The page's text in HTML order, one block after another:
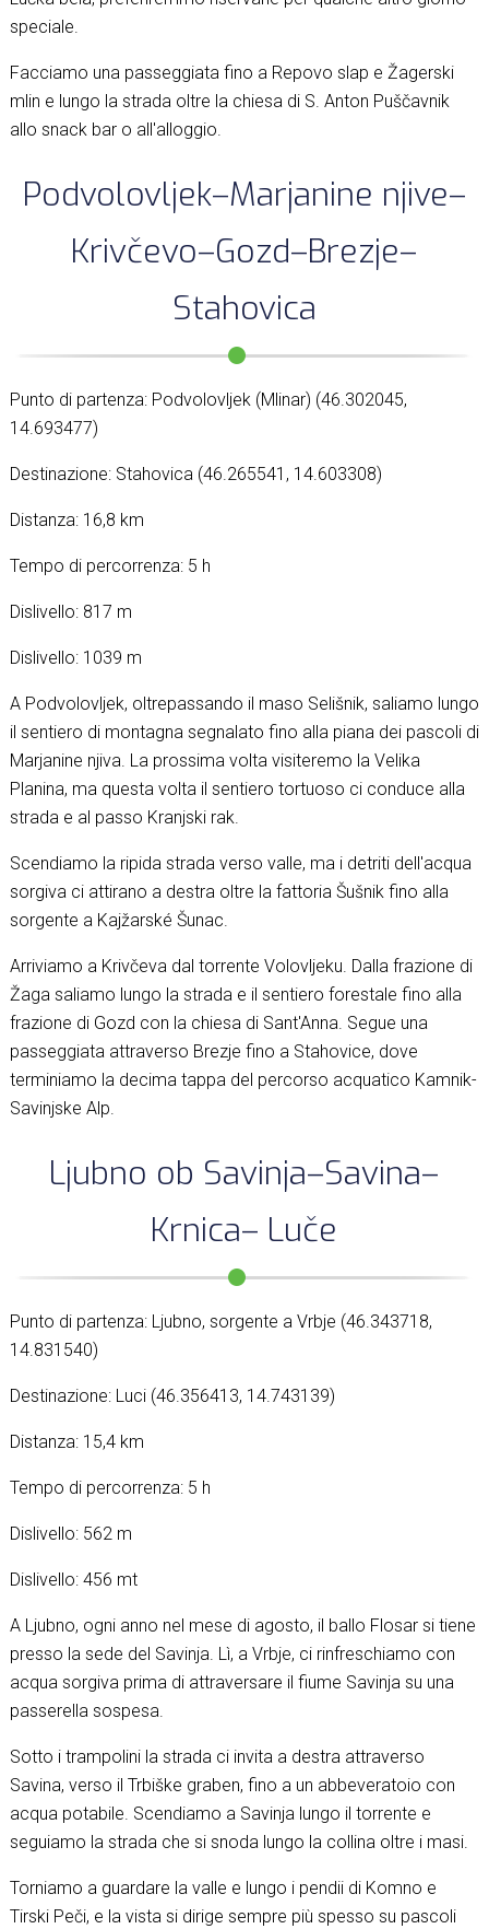
speciale.
Facciamo una passeggiata fino a Repovo slap e Žagerski
mlin e lungo la strada oltre la chiesa di S. Anton Puščavnik
allo snack bar o all'alloggio.
Podvolovljek–Marjanine njive–
Krivčevo–Gozd–Brezje–
Stahovica
Punto di partenza: Podvolovljek (Mlinar) (46.302045,
14.693477)
Destinazione: Stahovica (46.265541, 14.603308)
Distanza: 16,8 km
Tempo di percorrenza: 5 h
Dislivello: 817 m
Dislivello: 1039 m
A Podvolovljek, oltrepassando il maso Selišnik, saliamo lungo
il sentiero di montagna segnalato fino alla piana dei pascoli di
Marjanine njiva. La prossima volta visiteremo la Velika
Planina, ma questa volta il sentiero tortuoso ci conduce alla
strada e al passo Kranjski rak.
Scendiamo la ripida strada verso valle, ma i detriti dell'acqua
sorgiva ci attirano a destra oltre la fattoria Šušnik fino alla
sorgente a Kajžarské Šunac.
Arriviamo a Krivčeva dal torrente Volovljeku. Dalla frazione di
Žaga saliamo lungo la strada e il sentiero forestale fino alla
frazione di Gozd con la chiesa di Sant'Anna. Segue una
passeggiata attraverso Brezje fino a Stahovice, dove
terminiamo la decima tappa del percorso acquatico Kamnik-
Savinjske Alp.
Ljubno ob Savinja–Savina–
Krnica– Luče
Punto di partenza: Ljubno, sorgente a Vrbje (46.343718,
14.831540)
Destinazione: Luci (46.356413, 14.743139)
Distanza: 15,4 km
Tempo di percorrenza: 5 h
Dislivello: 562 m
Dislivello: 456 mt
A Ljubno, ogni anno nel mese di agosto, il ballo Flosar si tiene
presso la sede del Savinja. Lì, a Vrbje, ci rinfreschiamo con
acqua sorgiva prima di attraversare il fiume Savinja su una
passerella sospesa.
Sotto i trampolini la strada ci invita a destra attraverso
Savina, verso il Trbiške graben, fino a un abbeveratoio con
acqua potabile. Scendiamo a Savinja lungo il torrente e
seguiamo la strada che si snoda lungo la collina oltre i masi.
Torniamo a guardare la valle e lungo i pendii di Komno e
Tirski Peči, e la vista si dirige sempre più spesso su pascoli